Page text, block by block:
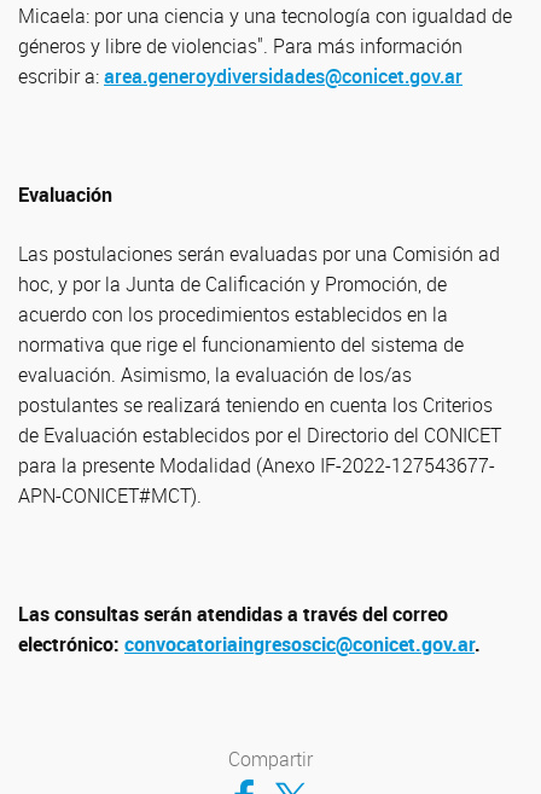
Micaela: por una ciencia y una tecnología con igualdad de
géneros y libre de violencias". Para más información
escribir a:area.generoydiversidades@conicet.gov.ar
Evaluación
Las postulaciones serán evaluadas por una Comisión ad
hoc, y por la Junta de Calificación y Promoción, de
acuerdo con los procedimientos establecidos en la
normativa que rige el funcionamiento del sistema de
evaluación. Asimismo, la evaluación de los/as
postulantes se realizará teniendo en cuenta los Criterios
de Evaluación establecidos por el Directorio del CONICET
para la presente Modalidad (Anexo IF-2022-127543677-
APN-CONICET#MCT).
Las consultas serán atendidas a través del correo
electrónico: convocatoriaingresoscic@conicet.gov.ar.
Compartir
Compartir en Facebook
Compartir en Twitter